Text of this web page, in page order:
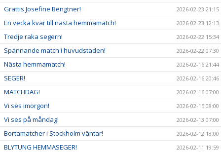
Grattis Josefine Bengtner! 2026-02-23 21:15
En vecka kvar till nästa hemmamatch! 2026-02-23 12:13
Tredje raka segern! 2026-02-22 15:34
Spännande match i huvudstaden! 2026-02-22 07:30
Nästa hemmamatch! 2026-02-16 21:44
SEGER! 2026-02-16 20:46
MATCHDAG! 2026-02-16 07:00
Vi ses imorgon! 2026-02-15 08:00
Vi ses på måndag! 2026-02-13 07:00
Bortamatcher i Stockholm väntar! 2026-02-12 18:00
BLYTUNG HEMMASEGER! 2026-02-11 19:59